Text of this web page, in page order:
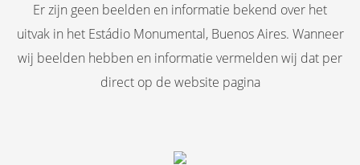
Er zijn geen beelden en informatie bekend over het
uitvak in het Estádio Monumental, Buenos Aires. Wanneer
wij beelden hebben en informatie vermelden wij dat per
direct op de website pagina